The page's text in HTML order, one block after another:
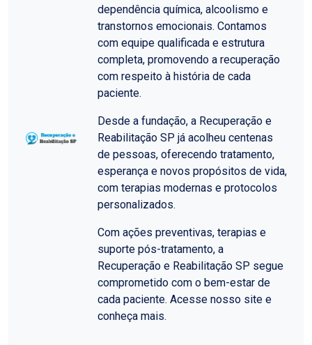
dependência química, alcoolismo e
transtornos emocionais. Contamos
com equipe qualificada e estrutura
completa, promovendo a recuperação
com respeito à história de cada
paciente.
Desde a fundação, a Recuperação e
Reabilitação SP já acolheu centenas
de pessoas, oferecendo tratamento,
esperança e novos propósitos de vida,
com terapias modernas e protocolos
personalizados.
Com ações preventivas, terapias e
suporte pós-tratamento, a
Recuperação e Reabilitação SP segue
comprometido com o bem-estar de
cada paciente. Acesse nosso site e
conheça mais.